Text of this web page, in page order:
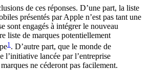
de ces réponses. D’une part, la liste
présentés par Apple n’est pas tant une
sont engagés à intégrer le nouveau
liste de marques potentiellement
1 . D’autre part, que le monde de
l’initiative lancée par l’entreprise
ne céderont pas facilement.